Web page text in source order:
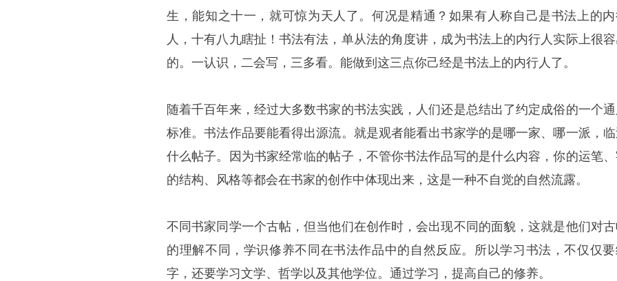
生，能知之十一，就可惊为天人了。何况是精通？如果有人称自己是书法上的
人，十有八九瞎扯！书法有法，单从法的角度讲，成为书法上的内行人实际上很
的。一认识，二会写，三多看。能做到这三点你己经是书法上的内行人了。
随着千百年来，经过大多数书家的书法实践，人们还是总结出了约定成俗的一个通
标准。书法作品要能看得出源流。就是观者能看出书家学的是哪一家、哪一派，
什么帖子。因为书家经常临的帖子，不管你书法作品写的是什么内容，你的运笔
的结构、风格等都会在书家的创作中体现出来，这是一种不自觉的自然流露。
不同书家同学一个古帖，但当他们在创作时，会出现不同的面貌，这就是他们对
的理解不同，学识修养不同在书法作品中的自然反应。所以学习书法，不仅仅要
字，还要学习文学、哲学以及其他学位。通过学习，提高自己的修养。